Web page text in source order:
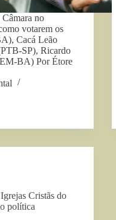
Câmara no
votarem os
Cacá Leão
SP), Ricardo
BA) Por Étore
Cristãs do
política